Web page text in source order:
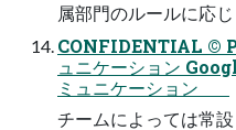
属部門のルールに応
CONFIDENTIAL ©
ュニケーション
ミュニケーション
チームによっては常